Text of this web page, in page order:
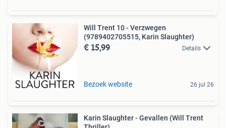
Will Trent 10 - Verzwegen
(9789402705515, Karin Slaughter)
€ 15,99 Details
Bezoek website 26 jul 26
Karin Slaughter - Gevallen (Will Trent